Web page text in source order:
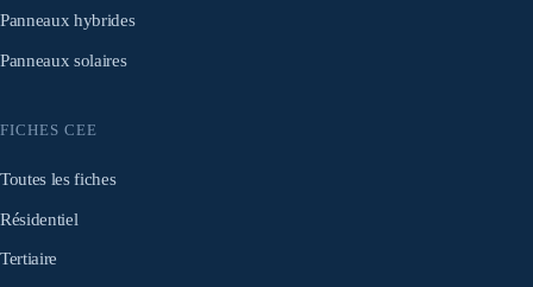
Panneaux hybrides
Panneaux solaires
FICHES CEE
Toutes les fiches
Résidentiel
Tertiaire